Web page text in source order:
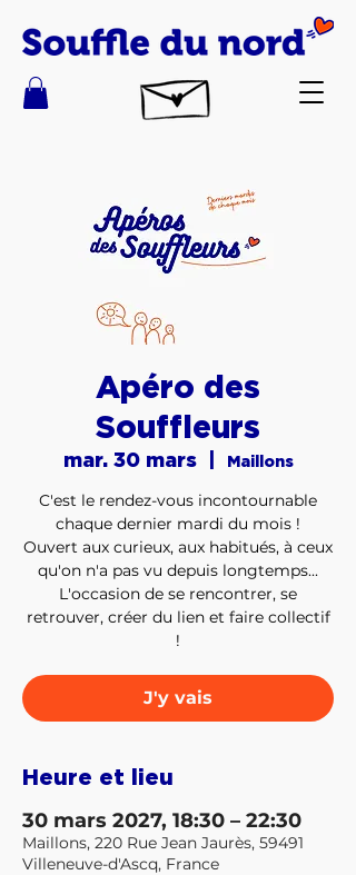
Apéro des
Souffleurs
mar. 30 mars
  |
Maillons
C'est le rendez-vous incontournable
chaque dernier mardi du mois !
Ouvert aux curieux, aux habitués, à ceux
qu'on n'a pas vu depuis longtemps...
L'occasion de se rencontrer, se
retrouver, créer du lien et faire collectif
!
J'y vais
Heure et lieu
30 mars 2027, 18:30 – 22:30
Maillons, 220 Rue Jean Jaurès, 59491
Villeneuve-d'Ascq, France